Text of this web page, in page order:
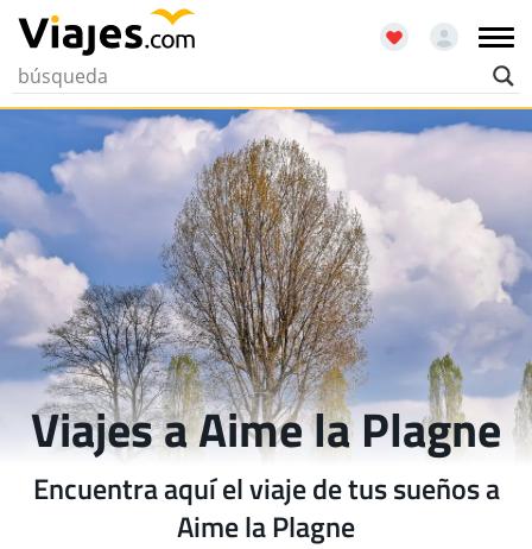
Viajes a Aime la Plagne
Encuentra aquí el viaje de tus sueños a
Aime la Plagne